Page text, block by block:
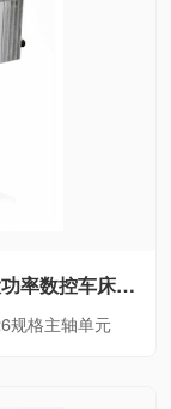
德国WEISS 车削主轴 DIN55026标准大功率数控车床电主轴细分A4/A5/A6/A8/A11/A15等DIN55026规格主轴单元
规格主轴单元